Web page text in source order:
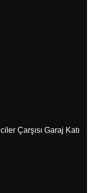
Çarşısı Garaj Katı